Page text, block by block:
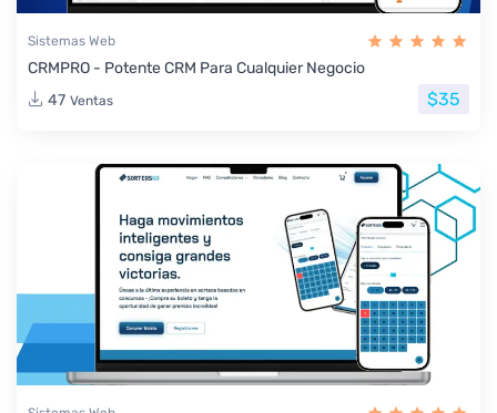
Sistemas Web
CRMPRO - Potente CRM Para Cualquier Negocio
47 Ventas $35